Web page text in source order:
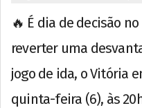
🔥 É dia de decisão
reverter uma
jogo de ida, o Vitória
quinta-feira (6), às